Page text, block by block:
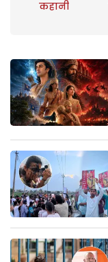
कहानी